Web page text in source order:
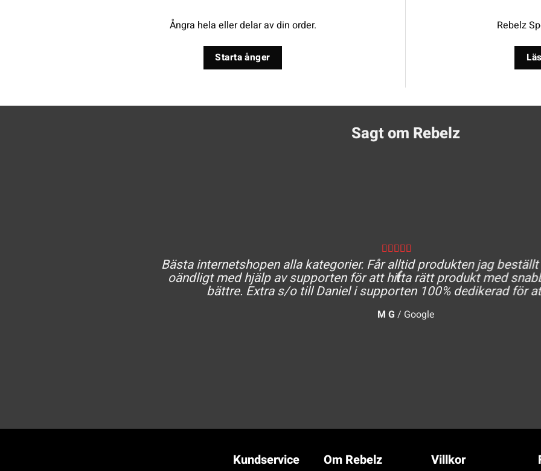
Ångra hela eller delar av din order.
Starta ånger
Rebelz
Sagt om Rebelz
Bästa internetshopen alla kategorier. Får alltid produkten jag
oändligt med hjälp av supporten för att hitta rätt produkt med
bättre. Extra s/o till Daniel i supporten 100% dedikerad för
M G / Google
Kundservice Om Rebelz Villkor